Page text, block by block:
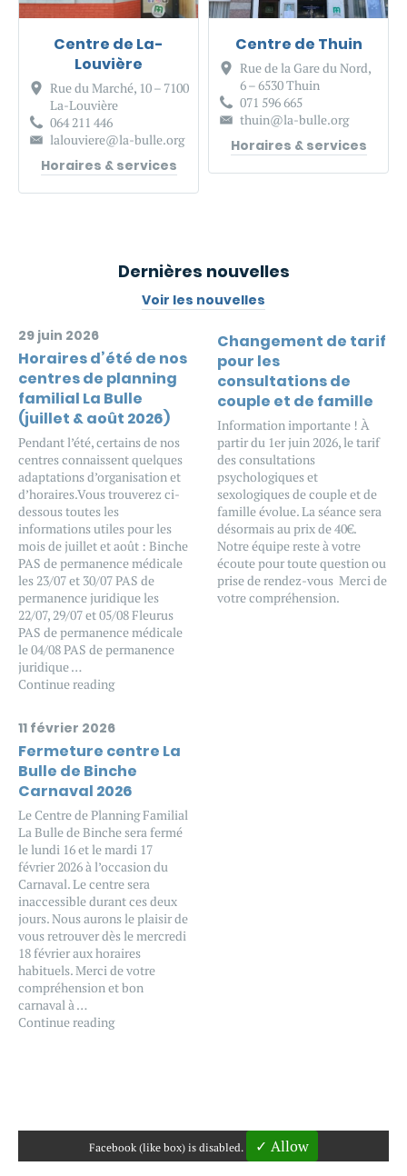
Centre de La-
Louvière
Rue du Marché, 10 – 7100
La-Louvière
064 211 446
lalouviere@la-bulle.org
Horaires & services
Centre de Thuin
Rue de la Gare du Nord,
6 – 6530 Thuin
071 596 665
thuin@la-bulle.org
Horaires & services
Dernières nouvelles
Voir les nouvelles
Horaires d’été de nos
centres de planning
familial La Bulle
(juillet & août 2026)
29 juin 2026
Pendant l’été, certains de nos
centres connaissent quelques
adaptations d’organisation et
d’horaires.Vous trouverez ci-
dessous toutes les
informations utiles pour les
mois de juillet et août : Binche
PAS de permanence médicale
les 23/07 et 30/07 PAS de
permanence juridique les
22/07, 29/07 et 05/08 Fleurus
PAS de permanence médicale
le 04/08 PAS de permanence
juridique …
Continue reading
Changement de tarif
pour les
consultations de
couple et de famille
Information importante ! À
partir du 1er juin 2026, le tarif
des consultations
psychologiques et
sexologiques de couple et de
famille évolue. La séance sera
désormais au prix de 40€.
Notre équipe reste à votre
écoute pour toute question ou
prise de rendez-vous Merci de
votre compréhension.
Fermeture centre La
Bulle de Binche
Carnaval 2026
11 février 2026
Le Centre de Planning Familial
La Bulle de Binche sera fermé
le lundi 16 et le mardi 17
février 2026 à l’occasion du
Carnaval. Le centre sera
inaccessible durant ces deux
jours. Nous aurons le plaisir de
vous retrouver dès le mercredi
18 février aux horaires
habituels. Merci de votre
compréhension et bon
carnaval à …
Continue reading
Facebook (like box) is disabled. ✓ Allow